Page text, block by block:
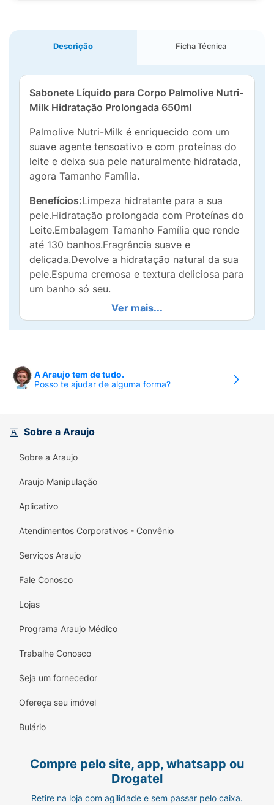
Descrição Ficha Técnica
Sabonete Líquido para Corpo Palmolive Nutri-
Milk Hidratação Prolongada 650ml
Palmolive Nutri-Milk é enriquecido com um
suave agente tensoativo e com proteínas do
leite e deixa sua pele naturalmente hidratada,
agora Tamanho Família.
Benefícios:Limpeza hidratante para a sua
pele.Hidratação prolongada com Proteínas do
Leite.Embalagem Tamanho Família que rende
até 130 banhos.Fragrância suave e
delicada.Devolve a hidratação natural da sua
pele.Espuma cremosa e textura deliciosa para
um banho só seu.
Aplique um pouco do sabonete
líquido sobre uma esponja. Faça uma suave
fragrância e enxágue em seguida.
Ver mais...
A Araujo tem de tudo.
Posso te ajudar de alguma forma?
Sobre a Araujo
Sobre a Araujo
Araujo Manipulação
Aplicativo
Atendimentos Corporativos - Convênio
Serviços Araujo
Fale Conosco
Lojas
Programa Araujo Médico
Trabalhe Conosco
Seja um fornecedor
Ofereça seu imóvel
Bulário
Compre pelo site, app, whatsapp ou
Drogatel
Retire na loja com agilidade e sem passar pelo caixa.